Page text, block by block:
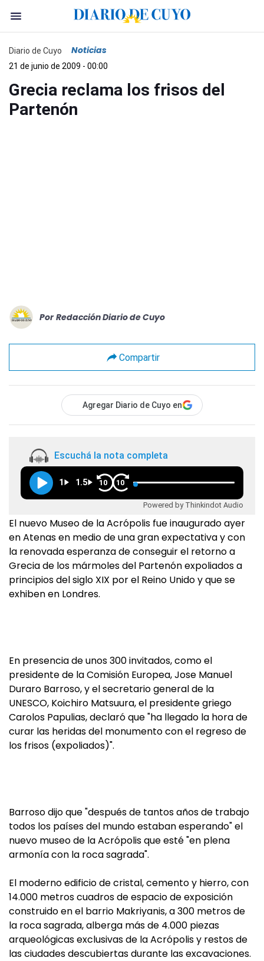
Diario de Cuyo Noticias
21 de junio de 2009 - 00:00
Grecia reclama los frisos del
Partenón
Por Redacción Diario de Cuyo
Compartir
Agregar Diario de Cuyo en
Escuchá la nota completa
1 1.5 10 10
Powered by Thinkindot Audio
El nuevo Museo de la Acrópolis fue inaugurado ayer
en Atenas en medio de una gran expectativa y con
la renovada esperanza de conseguir el retorno a
Grecia de los mármoles del Partenón expoliados a
principios del siglo XIX por el Reino Unido y que se
exhiben en Londres.
En presencia de unos 300 invitados, como el
presidente de la Comisión Europea, Jose Manuel
Duraro Barroso, y el secretario general de la
UNESCO, Koichiro Matsuura, el presidente griego
Carolos Papulias, declaró que "ha llegado la hora de
curar las heridas del monumento con el regreso de
los frisos (expoliados)".
Barroso dijo que "después de tantos años de trabajo
todos los países del mundo estaban esperando" el
nuevo museo de la Acrópolis que esté "en plena
armonía con la roca sagrada".
El moderno edificio de cristal, cemento y hierro, con
14.000 metros cuadros de espacio de exposición
construido en el barrio Makriyanis, a 300 metros de
la roca sagrada, alberga más de 4.000 piezas
arqueológicas exclusivas de la Acrópolis y restos de
las ciudades descubiertas durante las excavaciones.